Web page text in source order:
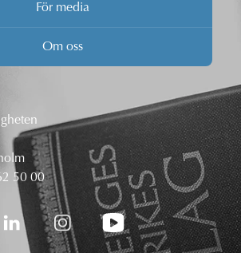
För media
Om oss
50 00